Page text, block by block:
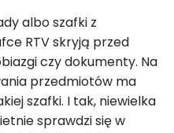
albo szafki z
RTV skryją przed
czy dokumenty. Na
przedmiotów ma
szafki. I tak, niewielka
sprawdzi się w